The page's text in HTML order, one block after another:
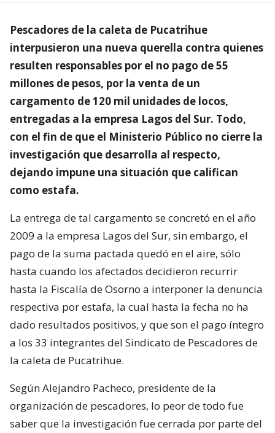
Pescadores de la caleta de Pucatrihue
interpusieron una nueva querella contra quienes
resulten responsables por el no pago de 55
millones de pesos, por la venta de un
cargamento de 120 mil unidades de locos,
entregadas a la empresa Lagos del Sur. Todo,
con el fin de que el Ministerio Público no cierre la
investigación que desarrolla al respecto,
dejando impune una situación que califican
como estafa.
La entrega de tal cargamento se concretó en el año
2009 a la empresa Lagos del Sur, sin embargo, el
pago de la suma pactada quedó en el aire, sólo
hasta cuando los afectados decidieron recurrir
hasta la Fiscalía de Osorno a interponer la denuncia
respectiva por estafa, la cual hasta la fecha no ha
dado resultados positivos, y que son el pago íntegro
a los 33 integrantes del Sindicato de Pescadores de
la caleta de Pucatrihue.
Según Alejandro Pacheco, presidente de la
organización de pescadores, lo peor de todo fue
saber que la investigación fue cerrada por parte del